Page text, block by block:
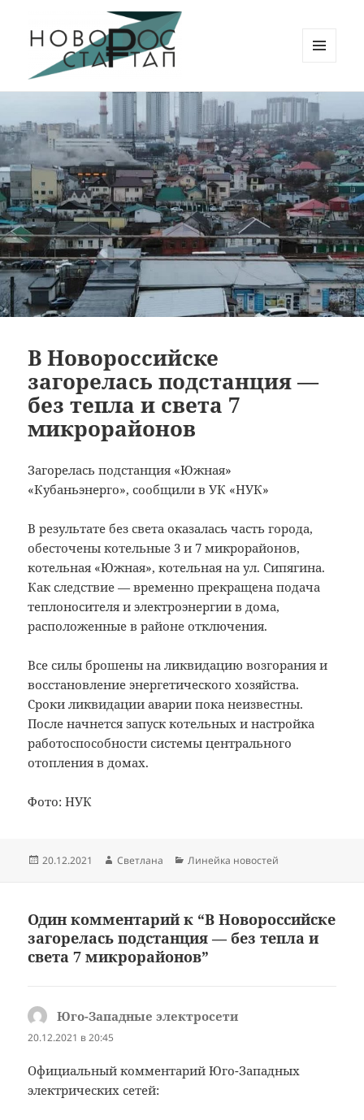
Новорос Стартап
ВИДЖЕТЫ
В Новороссийске
загорелась подстанция —
без тепла и света 7
микрорайонов
Загорелась подстанция «Южная»
«Кубаньэнерго», сообщили в УК «НУК»
В результате без света оказалась часть города,
обесточены котельные 3 и 7 микрорайонов,
котельная «Южная», котельная на ул. Сипягина.
Как следствие — временно прекращена подача
теплоносителя и электроэнергии в дома,
расположенные в районе отключения.
Все силы брошены на ликвидацию возгорания и
восстановление энергетического хозяйства.
Сроки ликвидации аварии пока неизвестны.
После начнется запуск котельных и настройка
работоспособности системы центрального
отопления в домах.
Фото: НУК
Опубликовано
20.12.2021 Автор
Светлана Рубрики
Линейка новостей
Один комментарий к “В Новороссийске
загорелась подстанция — без тепла и
света 7 микрорайонов”
Юго-Западные электросети
20.12.2021 в 20:45
Официальный комментарий Юго-Западных
электрических сетей: